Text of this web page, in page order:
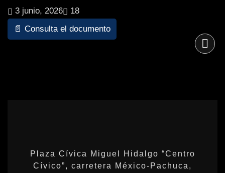
3 junio, 2026
18
📄 Consulta el documento
Plaza Cívica Miguel Hidalgo “Centro
Cívico”, carretera México-Pachuca,